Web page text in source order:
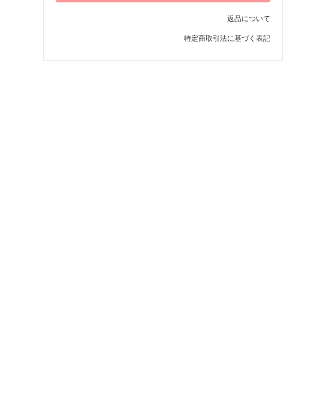
返品について
特定商取引法に基づく表記